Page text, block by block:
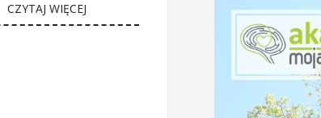
CZYTAJ WIĘCEJ